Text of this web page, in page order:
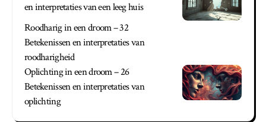
en interpretaties van een leeg huis
Roodharig in een droom – 32
Betekenissen en interpretaties van
roodharigheid
Oplichting in een droom – 26
Betekenissen en interpretaties van
oplichting